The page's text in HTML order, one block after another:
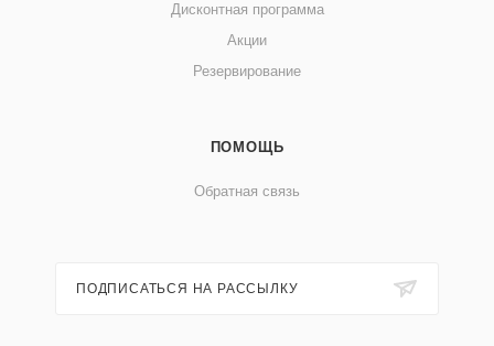
Дисконтная программа
Акции
Резервирование
ПОМОЩЬ
Обратная связь
ПОДПИСАТЬСЯ НА РАССЫЛКУ